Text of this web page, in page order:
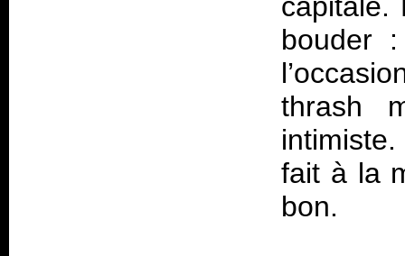
bouder
thrash
fait à la
bon.